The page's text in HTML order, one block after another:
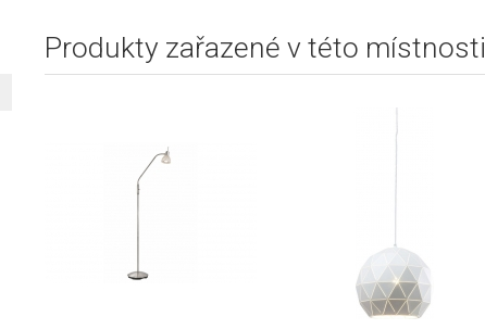
Produkty zařazené v této místnosti